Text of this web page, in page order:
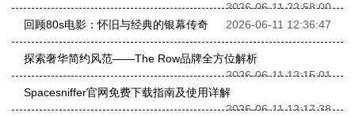
2026-06-11 22:58:00
回顾80s电影：怀旧与经典的银幕传奇
2026-06-11 12:36:47
探索奢华简约风范——The Row品牌全方位解析
2026-06-11 12:15:01
Spacesniffer官网免费下载指南及使用详解
2026-06-11 12:17:38